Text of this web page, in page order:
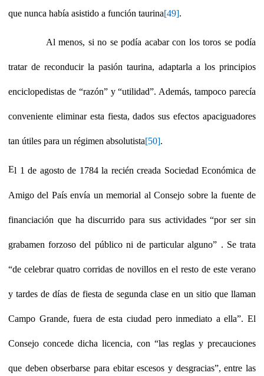
que nunca había asistido a función taurina[49].
Al menos, si no se podía acabar con los toros se podía
tratar de reconducir la pasión taurina, adaptarla a los principios
enciclopedistas de “razón” y “utilidad”. Además, tampoco parecía
conveniente eliminar esta fiesta, dados sus efectos apaciguadores
tan útiles para un régimen absolutista[50].
El 1 de agosto de 1784 la recién creada Sociedad Económica de
Amigo del País envía un memorial al Consejo sobre la fuente de
financiación que ha discurrido para sus actividades “por ser sin
grabamen forzoso del público ni de particular alguno” . Se trata
“de celebrar quatro corridas de novillos en el resto de este verano
y tardes de días de fiesta de segunda clase en un sitio que llaman
Campo Grande, fuera de esta ciudad pero inmediato a ella”. El
Consejo concede dicha licencia, con “las reglas y precauciones
que deben obserbarse para ebitar escesos y desgracias”, entre las